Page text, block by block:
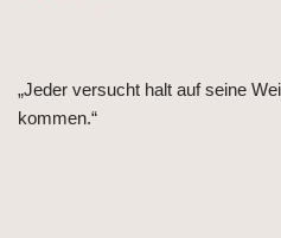
„Jeder versucht halt auf seine
kommen.“